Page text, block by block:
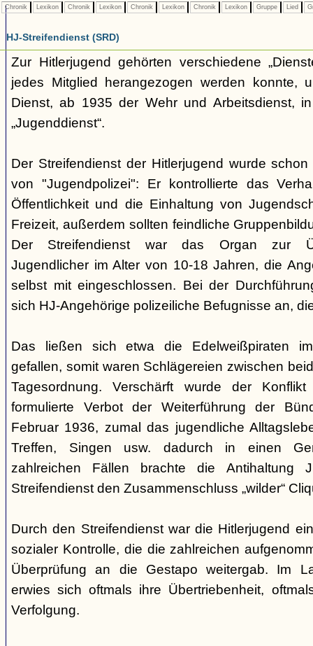
Chronik Lexikon Chronik Lexikon Chronik Lexikon Chronik Lexikon Gruppe Lied
HJ-Streifendienst (SRD)
Zur Hitlerjugend gehörten verschiedene
jedes Mitglied herangezogen werden konnte,
Dienst, ab 1935 der Wehr und Arbeitsdienst,
„Jugenddienst“.
Der Streifendienst der Hitlerjugend wurde
von "Jugendpolizei": Er kontrollierte das
Öffentlichkeit und die Einhaltung von
Freizeit, außerdem sollten feindliche
Der Streifendienst war das Organ zur
Jugendlicher im Alter von 10-18 Jahren, die
selbst mit eingeschlossen. Bei der
sich HJ-Angehörige polizeiliche Befugnisse an,
Das ließen sich etwa die Edelweißpiraten
gefallen, somit waren Schlägereien zwischen
Tagesordnung. Verschärft wurde der
formulierte Verbot der Weiterführung der
Februar 1936, zumal das jugendliche
Treffen, Singen usw. dadurch in einen
zahlreichen Fällen brachte die Antihaltung
Streifendienst den Zusammenschluss „wilder“
Durch den Streifendienst war die Hitlerjugend
sozialer Kontrolle, die die zahlreichen
Überprüfung an die Gestapo weitergab. Im
erwies sich oftmals ihre Übertriebenheit,
Verfolgung.